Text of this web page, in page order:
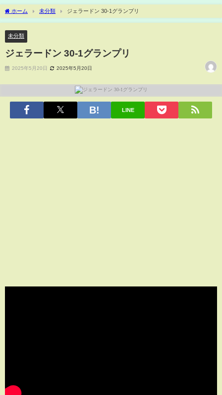
ホーム 未分類 ジェラードン 30-1グランプリ
未分類
ジェラードン 30-1グランプリ
2025年5月20日 2025年5月20日
LINE